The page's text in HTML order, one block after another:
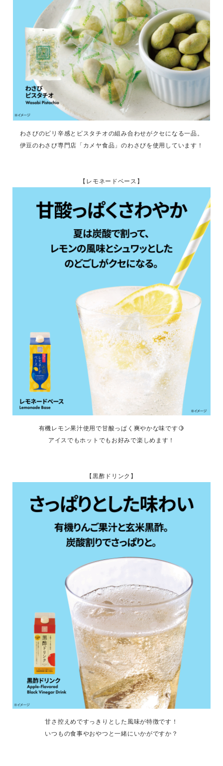
わさびのピリ辛感とピスタチオの組み合わせがクセになる一品。
伊豆のわさび専門店「カメヤ食品」のわさびを使用しています！
【レモネードベース】
有機レモン果汁使用で甘酸っぱく爽やかな味です🍋
アイスでもホットでもお好みで楽しめます！
【黒酢ドリンク】
甘さ控えめですっきりとした風味が特徴です！
いつもの食事やおやつと一緒にいかがですか？